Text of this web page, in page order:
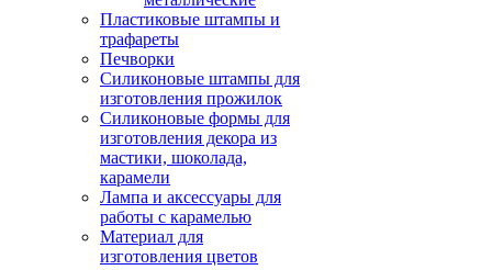
Пластиковые штампы и
трафареты
Печворки
Силиконовые штампы для
изготовления прожилок
Силиконовые формы для
изготовления декора из
мастики, шоколада,
карамели
Лампа и аксессуары для
работы с карамелью
Материал для
изготовления цветов